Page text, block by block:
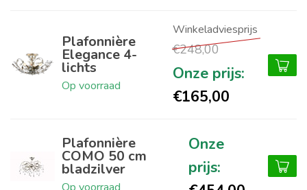
Plafonnière
Elegance 4-
lichts
Op voorraad
€248,00
€165,00
Plafonnière
COMO 50 cm
bladzilver